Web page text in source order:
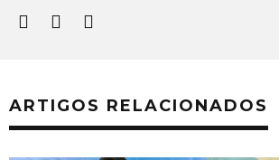
ARTIGOS RELACIONADOS